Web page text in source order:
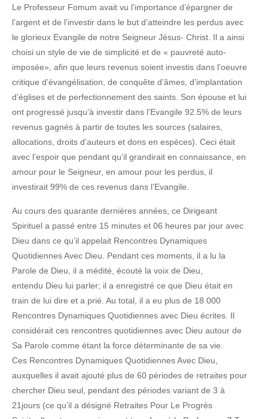
Le Professeur Fomum avait vu l’importance d’épargner de
l’argent et de l’investir dans le but d’atteindre les perdus avec
le glorieux Evangile de notre Seigneur Jésus- Christ. Il a ainsi
choisi un style de vie de simplicité et de « pauvreté auto-
imposée», afin que leurs revenus soient investis dans l’oeuvre
critique d’évangélisation, de conquête d’âmes, d’implantation
d’églises et de perfectionnement des saints. Son épouse et lui
ont progressé jusqu’à investir dans l’Evangile 92.5% de leurs
revenus gagnés à partir de toutes les sources (salaires,
allocations, droits d’auteurs et dons en espèces). Ceci était
avec l’espoir que pendant qu’il grandirait en connaissance, en
amour pour le Seigneur, en amour pour les perdus, il
investirait 99% de ces revenus dans l’Evangile.
Au cours des quarante dernières années, ce Dirigeant
Spirituel a passé entre 15 minutes et 06 heures par jour avec
Dieu dans ce qu’il appelait Rencontres Dynamiques
Quotidiennes Avec Dieu. Pendant ces moments, il a lu la
Parole de Dieu, il a médité, écouté la voix de Dieu,
entendu Dieu lui parler; il a enregistré ce que Dieu était en
train de lui dire et a prié. Au total, il a eu plus de 18 000
Rencontres Dynamiques Quotidiennes avec Dieu écrites. Il
considérait ces rencontres quotidiennes avec Dieu autour de
Sa Parole comme étant la force déterminante de sa vie.
Ces Rencontres Dynamiques Quotidiennes Avec Dieu,
auxquelles il avait ajouté plus de 60 périodes de retraites pour
chercher Dieu seul, pendant des périodes variant de 3 à
21jours (ce qu’il a désigné Retraites Pour Le Progrès